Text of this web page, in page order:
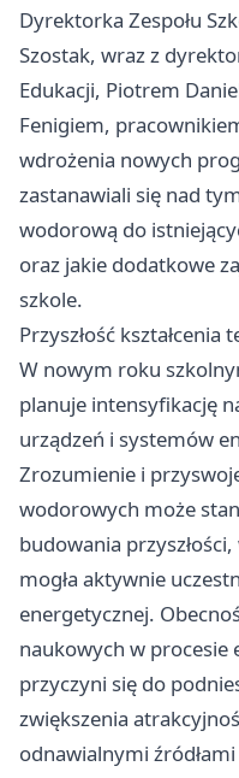
Dyrektorka Zespołu
Szostak, wraz z
Edukacji, Piotrem
Fenigiem,
wdrożenia nowych
zastanawiali się nad
wodorową do
oraz jakie dodatkowe
szkole.
Przyszłość kształcenia
W nowym roku
planuje intensyfikację
urządzeń i systemów
Zrozumienie i
wodorowych może
budowania
mogła aktywnie
energetycznej.
naukowych w procesie
przyczyni się do
zwiększenia
odnawialnymi